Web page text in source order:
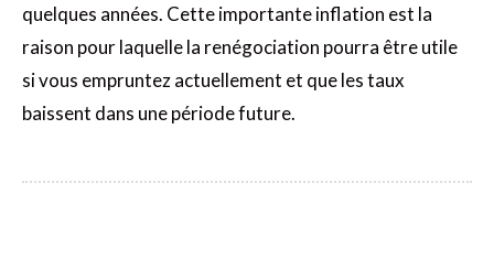
quelques années. Cette importante inflation est la
raison pour laquelle la renégociation pourra être utile
si vous empruntez actuellement et que les taux
baissent dans une période future.